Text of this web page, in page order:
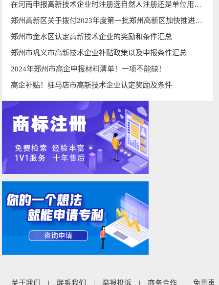
在河南申报高新技术企业时注册选自然人注册还是单位用户注册？
郑州高新区关于拨付2023年度第一批郑州高新区加快推进高质量发展若干政策措施区级奖补资金的通知
郑州市金水区认定高新技术企业的奖励和条件汇总
郑州市巩义市高新技术企业补贴政策以及申报条件汇总
2024年郑州市高企申报材料清单！一项不能缺！
高企补贴！驻马店市高新技术企业认定奖励及条件
关于我们 | 联系我们 | 举报投诉 | 商务合作 | 免责声